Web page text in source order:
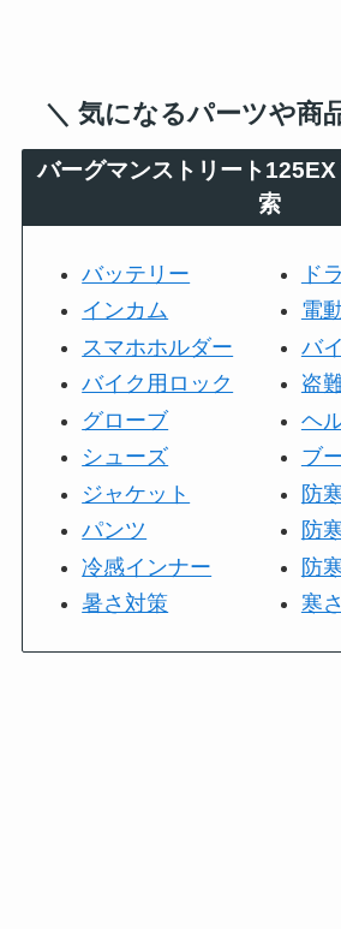
＼ 気になるパーツや商
バーグマンストリート125EX
索
バッテリー
インカム
スマホホルダー
バイク用ロック
グローブ
シューズ
ジャケット
パンツ
冷感インナー
暑さ対策
ド
電
バ
盗
ヘ
ブ
防
防
防
寒